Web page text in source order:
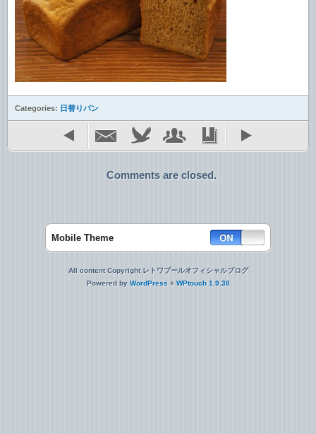
Categories: 日替りパン
Comments are closed.
Mobile Theme
All content Copyright レトワブールオフィシャルブログ
Powered by WordPress + WPtouch 1.9.38